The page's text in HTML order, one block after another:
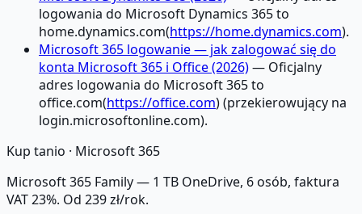
logowania do Microsoft Dynamics 365 to
home.dynamics.com(https://home.dynamics.com).
Microsoft 365 logowanie — jak zalogować się do
konta Microsoft 365 i Office (2026)— Oficjalny
adres logowania do Microsoft 365 to
office.com(https://office.com) (przekierowujący na
login.microsoftonline.com).
Kup tanio · Microsoft 365
Microsoft 365 Family — 1 TB OneDrive, 6 osób, faktura
VAT 23%. Od 239 zł/rok.